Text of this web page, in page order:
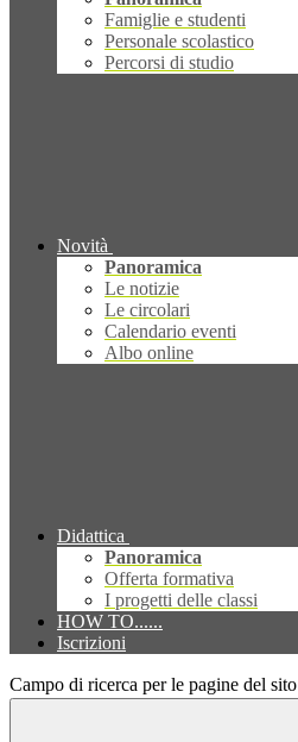
Famiglie e studenti
Personale scolastico
Percorsi di studio
Novità
Panoramica
Le notizie
Le circolari
Calendario eventi
Albo online
Didattica
Panoramica
Offerta formativa
I progetti delle classi
HOW TO......
Iscrizioni
Campo di ricerca per le pagine del sito